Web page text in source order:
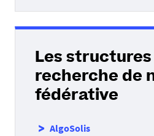
Les structures
recherche de
fédérative
AlgoSolis